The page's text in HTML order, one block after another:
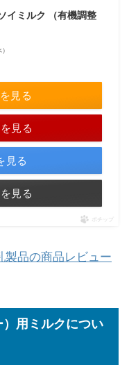
イミルク （有機調整
見る
見る
見る
見る
ポチップ
製品の商品レビュー
用ミルクについ